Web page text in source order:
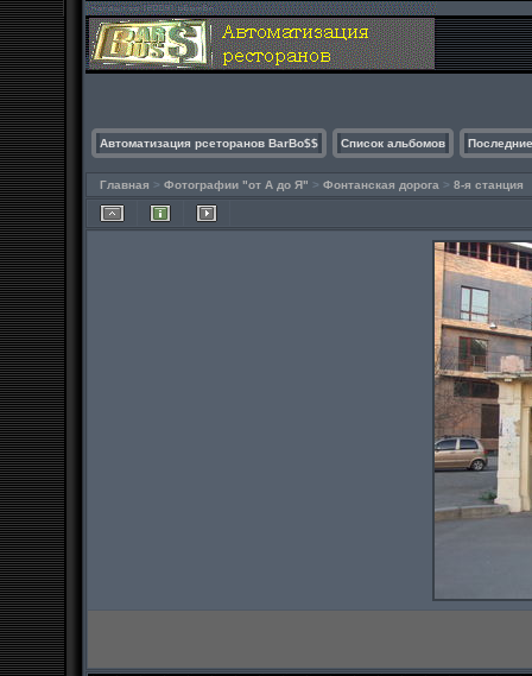
Автоматизация рсеторанов BarBo$$ Список альбомов
Главная > Фотографии "от А до Я" > Фонтанская дорога > 8-я станция